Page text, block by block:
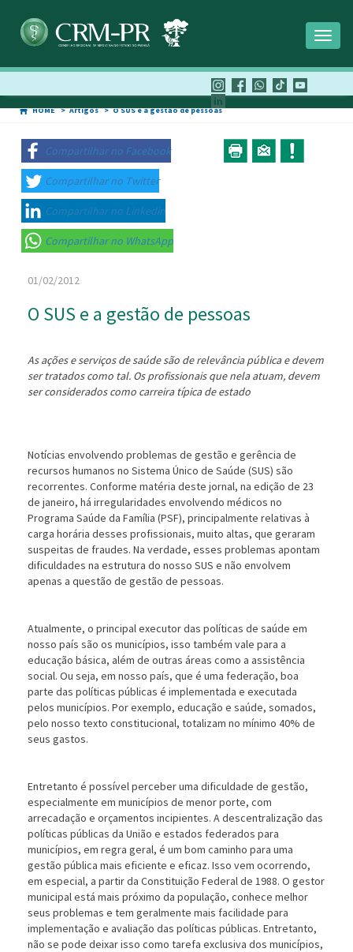
HOME Artigos O SUS e a gestão de pessoas
Compartilhar no Facebook
Compartilhar no Twitter
Compartilhar no Linkedin
Compartilhar no WhatsApp
01/02/2012
O SUS e a gestão de pessoas
As ações e serviços de saúde são de relevância pública e devem
ser tratados como tal. Os profissionais que nela atuam, devem
ser considerados como carreira típica de estado
Notícias envolvendo problemas de gestão e gerência de
recursos humanos no Sistema Único de Saúde (SUS) são
recorrentes. Conforme matéria deste jornal, na edição de 23
de janeiro, há irregularidades envolvendo médicos no
Programa Saúde da Família (PSF), principalmente relativas à
carga horária desses profissionais, muito altas, que geraram
suspeitas de fraudes. Na verdade, esses problemas apontam
dificuldades na estrutura do nosso SUS e não envolvem
apenas a questão de gestão de pessoas.
Atualmente, o principal executor das políticas de saúde em
nosso país são os municípios, isso também vale para a
educação básica, além de outras áreas como a assistência
social. Ou seja, em nosso país, que é uma federação, boa
parte das políticas públicas é implementada e executada
pelos municípios. Por exemplo, educação e saúde, somados,
pelo nosso texto constitucional, totalizam no mínimo 40% de
seus gastos.
Entretanto é possível perceber uma dificuldade de gestão,
especialmente em municípios de menor porte, com
arrecadação e orçamentos incipientes. A descentralização das
políticas públicas da União e estados federados para
municípios, em regra geral, é um bom caminho para uma
gestão pública mais eficiente e eficaz. Isso vem ocorrendo,
em especial, a partir da Constituição Federal de 1988. O gestor
municipal está mais próximo da população, conhece melhor
seus problemas e tem geralmente mais facilidade para
implementação e avaliação das políticas públicas. Entretanto,
não se pode deixar isso como tarefa exclusiva dos municípios,